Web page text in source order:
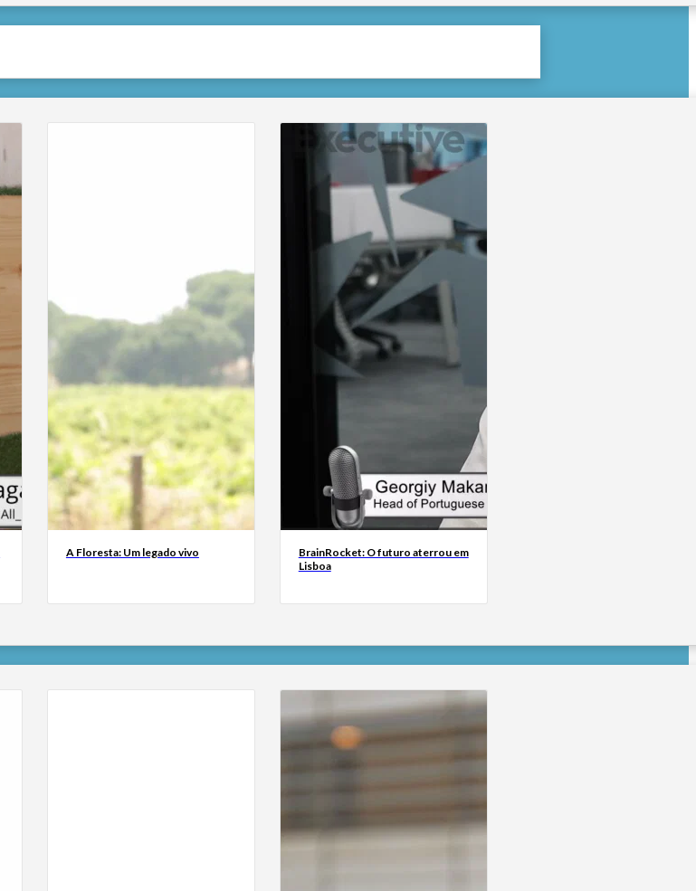
A Floresta: Um legado vivo
BrainRocket: O futuro aterrou em
Lisboa